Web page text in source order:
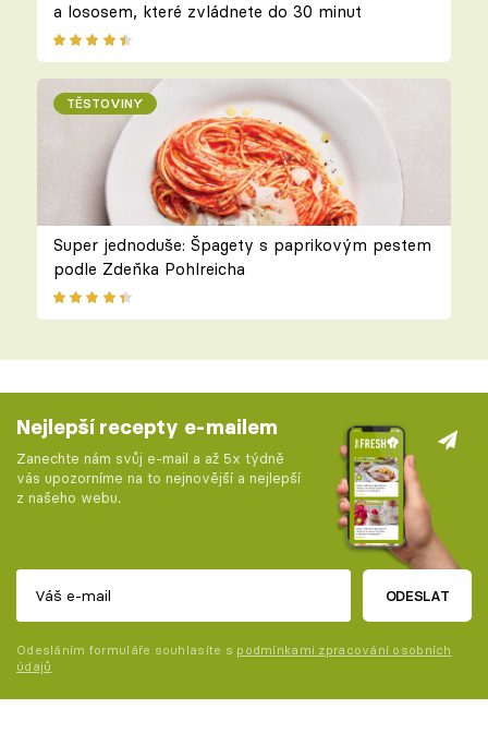
a lososem, které zvládnete do 30 minut
TĚSTOVINY
Super jednoduše: Špagety s paprikovým pestem
podle Zdeňka Pohlreicha
Nejlepší recepty e-mailem
Zanechte nám svůj e-mail a až 5x týdně
vás upozorníme na to nejnovější a nejlepší
z našeho webu.
ODESLAT
Odesláním formuláře souhlasíte s podmínkami zpracování osobních
údajů